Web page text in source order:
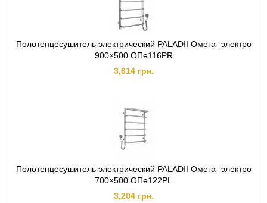
качество гарантийного и послегарантийного сопровождения.
Полотенцесушитель электрический PALADII Омега- электро
900×500 ОПе116РR
3,614 грн.
Полотенцесушитель электрический PALADII Омега- электро
700×500 ОПе122РL
3,204 грн.